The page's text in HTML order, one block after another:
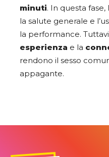
minuti. In questa fase,
la salute generale e
la performance.
esperienza e la
rendono il sesso
appagante.